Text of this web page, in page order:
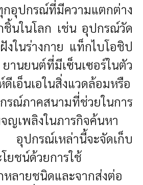
อุปกรณ์ที่มีความแตกต่าง
นในโลก เช่น อุปกรณ์วัด
งในร่างกาย แท็กไบโอชิป
านยนต์ที่มีเซ็นเซอร์ในตัว
เอ็นเอในสิ่งแวดล้อมหรือ
รณ์ภาคสนามที่ช่วยในการ
ญเพลิงในภารกิจค้นหา
ปกรณ์เหล่านี้จะจัดเก็บ
ยชน์ด้วยการใช้
หลายชนิดและจากส่งต่อ